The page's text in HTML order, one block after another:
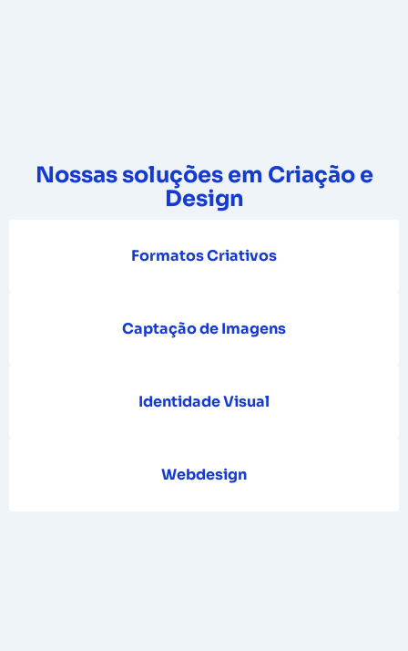
Nossas soluções em Criação e
Design
Formatos Criativos
Captação de Imagens
Identidade Visual
Webdesign